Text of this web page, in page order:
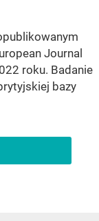
Journal
roku. Badanie
bazy